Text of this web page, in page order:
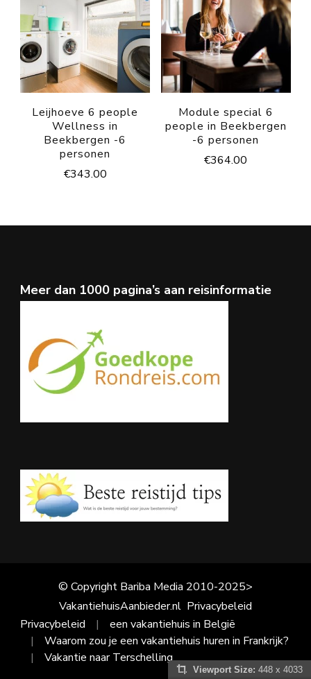
Leijhoeve 6 people
Wellness in
Beekbergen -6
personen
€343.00
Module special 6
people in Beekbergen
-6 personen
€364.00
Meer dan 1000 pagina’s aan reisinformatie
© Copyright Bariba Media 2010-2025>
VakantiehuisAanbieder.nl Privacybeleid
Privacybeleid
een vakantiehuis in België
Waarom zou je een vakantiehuis huren in Frankrijk?
Vakantie naar Terschelling
Viewport Size: 448 x 4033